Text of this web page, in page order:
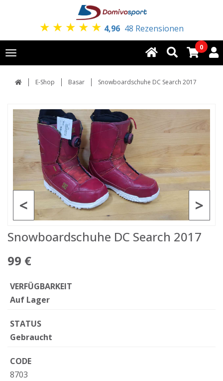
★ ★ ★ ★ ★ 4,96 48 Rezensionen
Toggle
navigation
0
E-Shop Basar Snowboardschuhe DC Search 2017
>
<
Snowboardschuhe DC Search 2017
99 €
VERFÜGBARKEIT
Auf Lager
STATUS
Gebraucht
CODE
8703